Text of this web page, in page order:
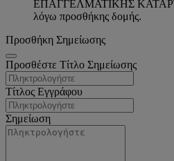
ΕΠΑΓΓΕΛΜΑΤΙΚΗΣ
λόγω προσθήκης δομής.
Προσθήκη Σημείωσης
Προσθέστε Τίτλο Σημείωσης
Τίτλος Εγγράφου
Σημείωση